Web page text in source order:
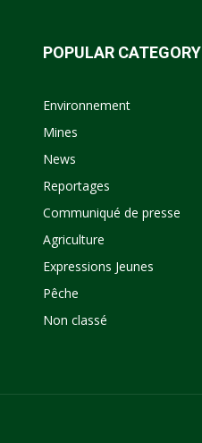
POPULAR CATEGORY
Environnement
Mines
News
Reportages
Communiqué de presse
Agriculture
Expressions Jeunes
Pêche
Non classé